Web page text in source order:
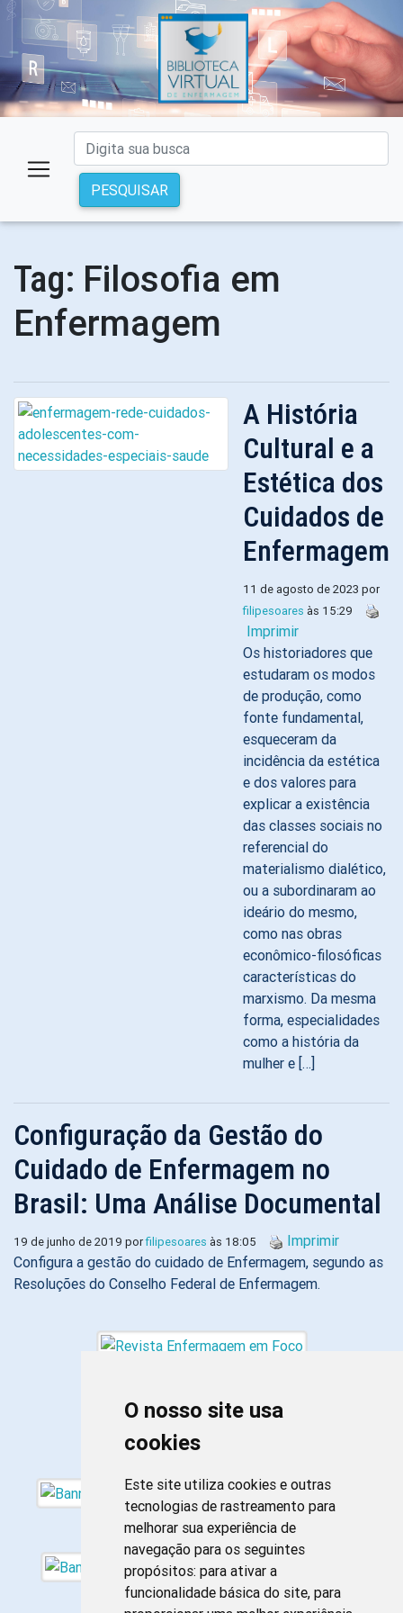
O nosso site usa
cookies
Este site utiliza cookies e outras
tecnologias de rastreamento para
melhorar sua experiência de
navegação para os seguintes
propósitos: para ativar a
funcionalidade básica do site, para
PESQUISAR
Tag: Filosofia em
Enfermagem
A História
Cultural e a
Estética dos
Cuidados de
Enfermagem
11 de agosto de 2023 por
filipesoares às 15:29
Imprimir
Os historiadores que
estudaram os modos
de produção, como
fonte fundamental,
esqueceram da
incidência da estética
e dos valores para
explicar a existência
das classes sociais no
referencial do
materialismo dialético,
ou a subordinaram ao
ideário do mesmo,
como nas obras
econômico-filosóficas
características do
marxismo. Da mesma
forma, especialidades
como a história da
mulher e […]
Configuração da Gestão do
Cuidado de Enfermagem no
Brasil: Uma Análise Documental
19 de junho de 2019 porfilipesoares às 18:05
Imprimir
Configura a gestão do cuidado de Enfermagem, segundo as
Resoluções do Conselho Federal de Enfermagem.